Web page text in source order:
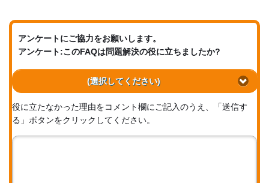
アンケートにご協力をお願いします。
アンケート:このFAQは問題解決の役に立ちましたか?
(選択してください)
役に立たなかった理由をコメント欄にご記入のうえ、「送信す
る」ボタンをクリックしてください。